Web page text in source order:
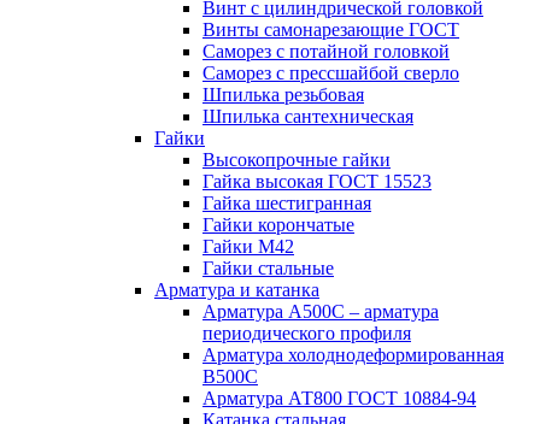
Винт с цилиндрической головкой
Винты самонарезающие ГОСТ
Саморез с потайной головкой
Саморез с прессшайбой сверло
Шпилька резьбовая
Шпилька сантехническая
Гайки
Высокопрочные гайки
Гайка высокая ГОСТ 15523
Гайка шестигранная
Гайки корончатые
Гайки М42
Гайки стальные
Арматура и катанка
Арматура А500С – арматура
периодического профиля
Арматура холоднодеформированная
В500С
Арматура АТ800 ГОСТ 10884-94
Катанка стальная